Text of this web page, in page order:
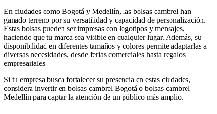
En ciudades como Bogotá y Medellín, las bolsas cambrel han
ganado terreno por su versatilidad y capacidad de personalización.
Estas bolsas pueden ser impresas con logotipos y mensajes,
haciendo que tu marca sea visible en cualquier lugar. Además, su
disponibilidad en diferentes tamaños y colores permite adaptarlas a
diversas necesidades, desde ferias comerciales hasta regalos
empresariales.
Si tu empresa busca fortalecer su presencia en estas ciudades,
considera invertir en bolsas cambrel Bogotá o bolsas cambrel
Medellín para captar la atención de un público más amplio.